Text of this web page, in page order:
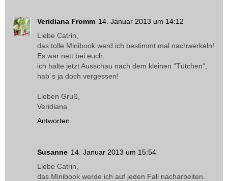
Veridiana Fromm 14. Januar 2013 um 14:12
Liebe Catrin,
das tolle Minibook werd ich bestimmt mal nachwerkeln!
Es war nett bei euch,
ich halte jetzt Ausschau nach dem kleinen "Tütchen",
hab´s ja doch vergessen!
Lieben Gruß,
Veridiana
Antworten
Susanne 14. Januar 2013 um 15:54
Liebe Catrin,
das Minibook werde ich auf jeden Fall nacharbeiten.